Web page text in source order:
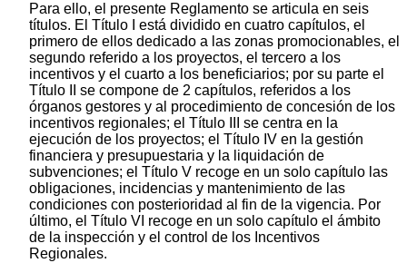
Para ello, el presente Reglamento se articula en seis
títulos. El Título I está dividido en cuatro capítulos, el
primero de ellos dedicado a las zonas promocionables, el
segundo referido a los proyectos, el tercero a los
incentivos y el cuarto a los beneficiarios; por su parte el
Título II se compone de 2 capítulos, referidos a los
órganos gestores y al procedimiento de concesión de los
incentivos regionales; el Título III se centra en la
ejecución de los proyectos; el Título IV en la gestión
financiera y presupuestaria y la liquidación de
subvenciones; el Título V recoge en un solo capítulo las
obligaciones, incidencias y mantenimiento de las
condiciones con posterioridad al fin de la vigencia. Por
último, el Título VI recoge en un solo capítulo el ámbito
de la inspección y el control de los Incentivos
Regionales.